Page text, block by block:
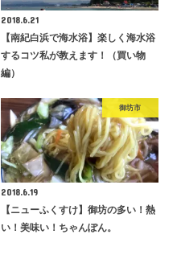
2018.6.21
【南紀白浜で海水浴】楽しく海水浴
するコツ私が教えます！（買い物
編）
御坊市
2018.6.19
【ニューふくすけ】御坊の多い！熱
い！美味い！ちゃんぽん。